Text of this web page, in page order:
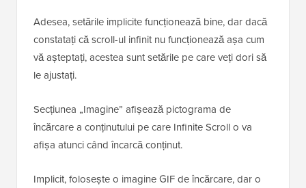
Adesea, setările implicite funcționează bine, dar dacă
constatați că scroll-ul infinit nu funcționează așa cum
vă așteptați, acestea sunt setările pe care veți dori să
le ajustați.
Secțiunea „Imagine” afișează pictograma de
încărcare a conținutului pe care Infinite Scroll o va
afișa atunci când încarcă conținut.
Implicit, folosește o imagine GIF de încărcare, dar o